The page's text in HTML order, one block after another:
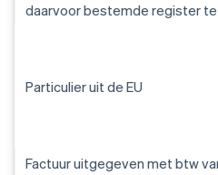
daarvoor bestemde register
Particulier uit de EU
Factuur uitgegeven met btw